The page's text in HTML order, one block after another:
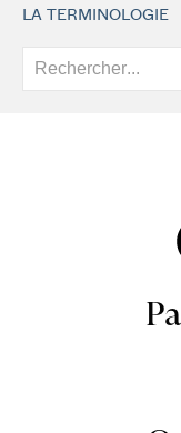
LA TERMINOLOGIE